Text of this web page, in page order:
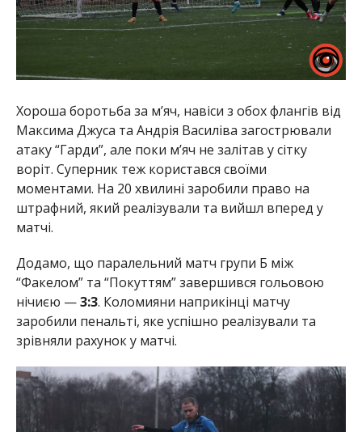
Хороша боротьба за м’яч, навіси з обох флангів від
Максима Джуса та Андрія Василіва загострювали
атаку “Гарди”, але поки м’яч не залітав у сітку
воріт. Суперник теж користався своїми
моментами. На 20 хвилині заробили право на
штрафний, який реалізували та вийшл вперед у
матчі.
Додамо, що паралельний матч групи Б між
“Факелом” та “Покуттям” завершився гольовою
нічиєю —3:3. Коломияни наприкінці матчу
заробили пенальті, яке успішно реалізували та
зрівняли рахунок у матчі.